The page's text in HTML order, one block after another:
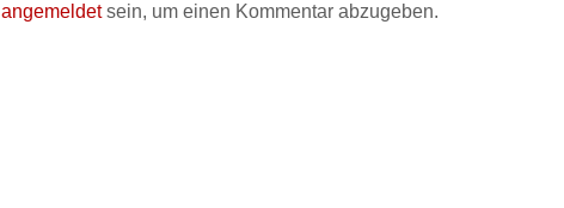
angemeldetsein, um einen Kommentar abzugeben.